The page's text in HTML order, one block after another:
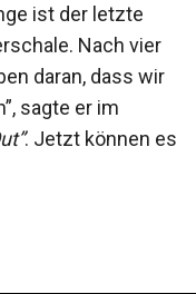
ist der letzte
Nach vier
daran, dass wir
sagte er im
. Jetzt können es